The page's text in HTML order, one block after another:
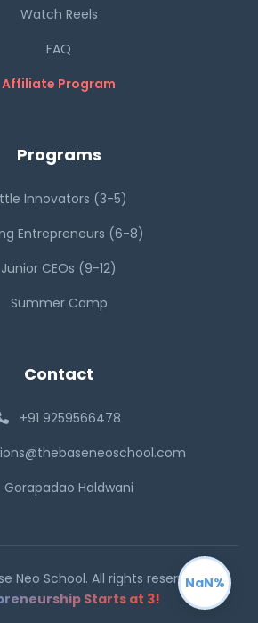
NaN%
Watch Reels
FAQ
Affiliate Program
Programs
Innovators (3-5)
Entrepreneurs (6-8)
Junior CEOs (9-12)
Summer Camp
Contact
+91 9259566478
Gorapadao Haldwani
Neo School. All rights reserved. |
Starts at 3!